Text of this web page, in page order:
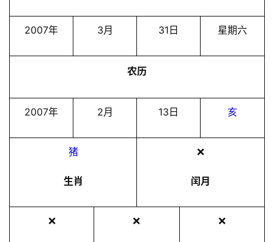
2007年 3月 31日 星期六
农历
2007年 2月 13日 亥
猪
生肖
❌
闰月
❌ ❌ ❌